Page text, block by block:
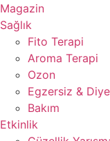
Magazin
Sağlık
Fito Terapi
Aroma Terapi
Ozon
Egzersiz &
Bakım
Etkinlik